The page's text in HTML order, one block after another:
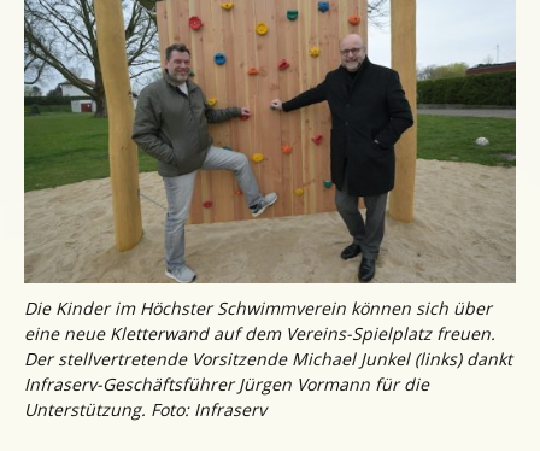
Die Kinder im Höchster Schwimmverein können sich über
eine neue Kletterwand auf dem Vereins-Spielplatz freuen.
Der stellvertretende Vorsitzende Michael Junkel (links) dankt
Infraserv-Geschäftsführer Jürgen Vormann für die
Unterstützung. Foto: Infraserv